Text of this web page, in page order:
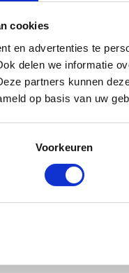
cookies
en advertenties te
delen we informatie
partners kunnen
op basis van uw
Voorkeuren
Teugels
voor 17:00 besteld =